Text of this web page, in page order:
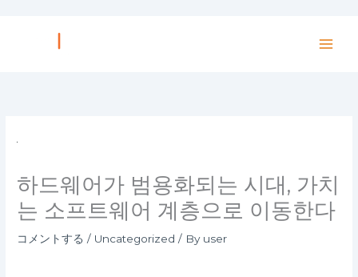
하드웨어가 범용화되는 시대, 가치
는 소프트웨어 계층으로 이동한다
コメントする / Uncategorized / By user